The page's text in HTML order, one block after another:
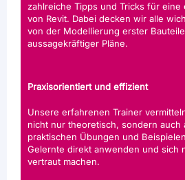
zahlreiche Tipps und Tricks für
von Revit. Dabei decken wir alle
von der Modellierung erster
aussagekräftiger Pläne.
Praxisorientiert und effizient
Unsere erfahrenen Trainer
nicht nur theoretisch, sondern auch
praktischen Übungen und
Gelernte direkt anwenden und sich
vertraut machen.